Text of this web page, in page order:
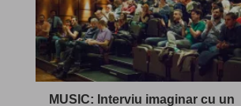
MUSIC: Interviu imaginar cu un